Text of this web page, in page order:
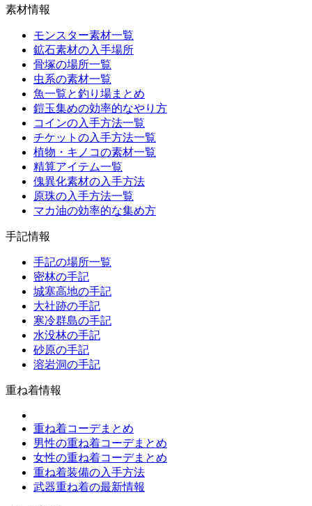
素材情報
モンスター素材一覧
鉱石素材の入手場所
骨塚の場所一覧
虫系の素材一覧
魚一覧と釣り場まとめ
鎧玉集めの効率的なやり方
コインの入手方法一覧
チケットの入手方法一覧
植物・キノコの素材一覧
精算アイテム一覧
傀異化素材の入手方法
原珠の入手方法一覧
マカ油の効率的な集め方
手記情報
手記の場所一覧
密林の手記
城塞高地の手記
大社跡の手記
寒冷群島の手記
水没林の手記
砂原の手記
溶岩洞の手記
重ね着情報
重ね着コーデまとめ
男性の重ね着コーデまとめ
女性の重ね着コーデまとめ
重ね着装備の入手方法
武器重ね着の最新情報